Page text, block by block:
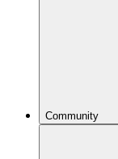
Community